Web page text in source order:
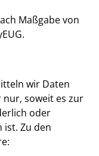
Maßgabe von
wir Daten
soweit es zur
oder
ist. Zu den